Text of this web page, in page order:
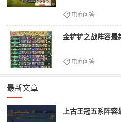
电商问答
金铲铲之战阵容最
电商问答
最新文章
上古王冠五系阵